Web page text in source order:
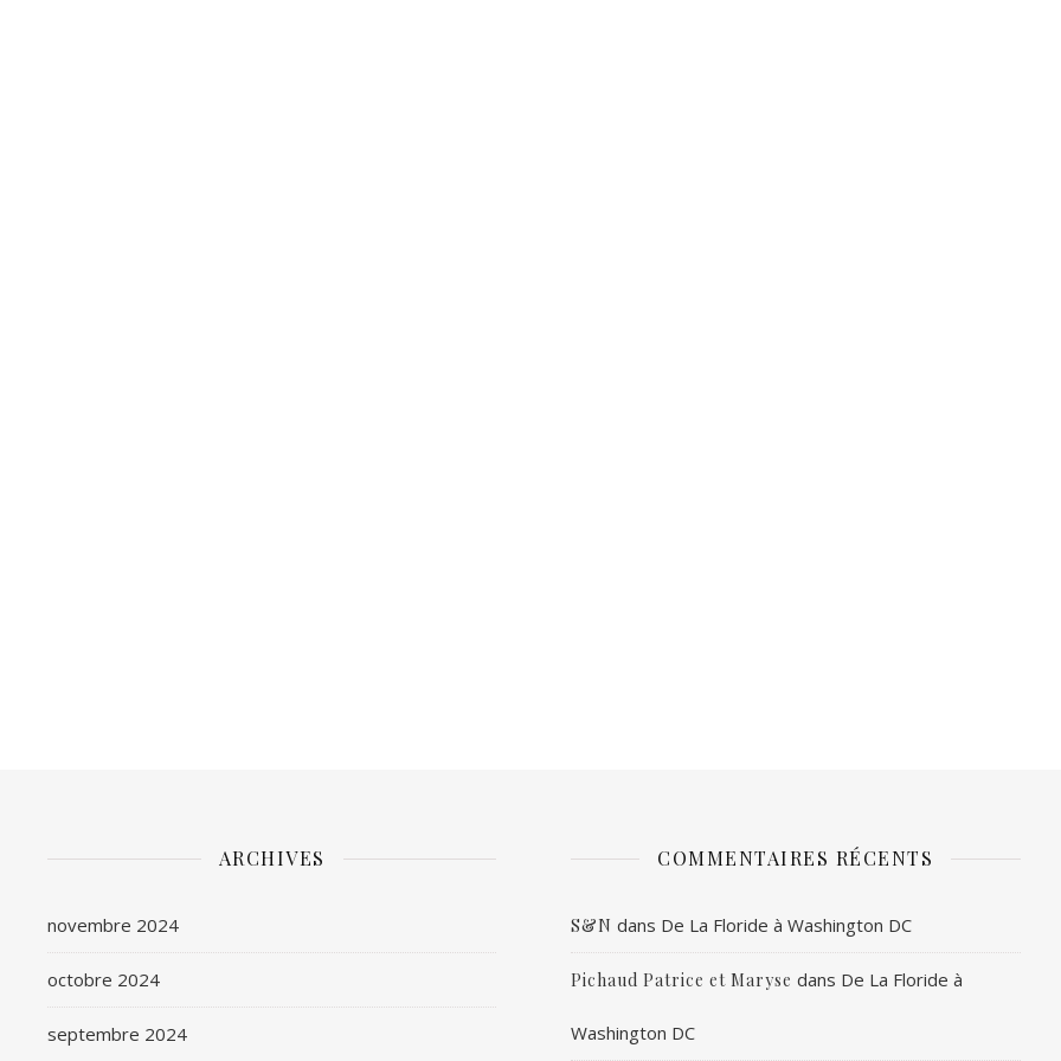
ARCHIVES
novembre 2024
octobre 2024
septembre 2024
COMMENTAIRES RÉCENTS
S&N dans De La Floride à Washington DC
Pichaud Patrice et Maryse dans De La Floride à
Washington DC